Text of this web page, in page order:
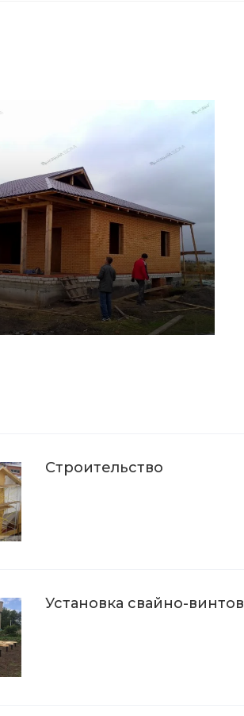
Строительство
Установка свайно-